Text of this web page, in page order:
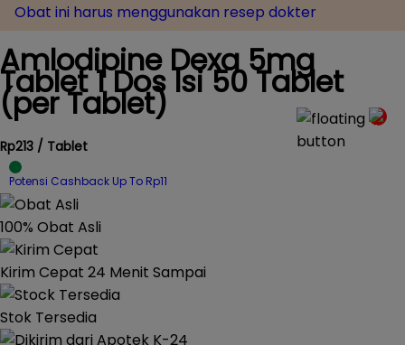
Obat ini harus menggunakan resep dokter
Amlodipine Dexa 5mg
Tablet 1 Dos Isi 50 Tablet
(per Tablet)
Rp213 / Tablet
Potensi Cashback Up To Rp11
100% Obat Asli
Kirim Cepat 24 Menit Sampai
Stok Tersedia